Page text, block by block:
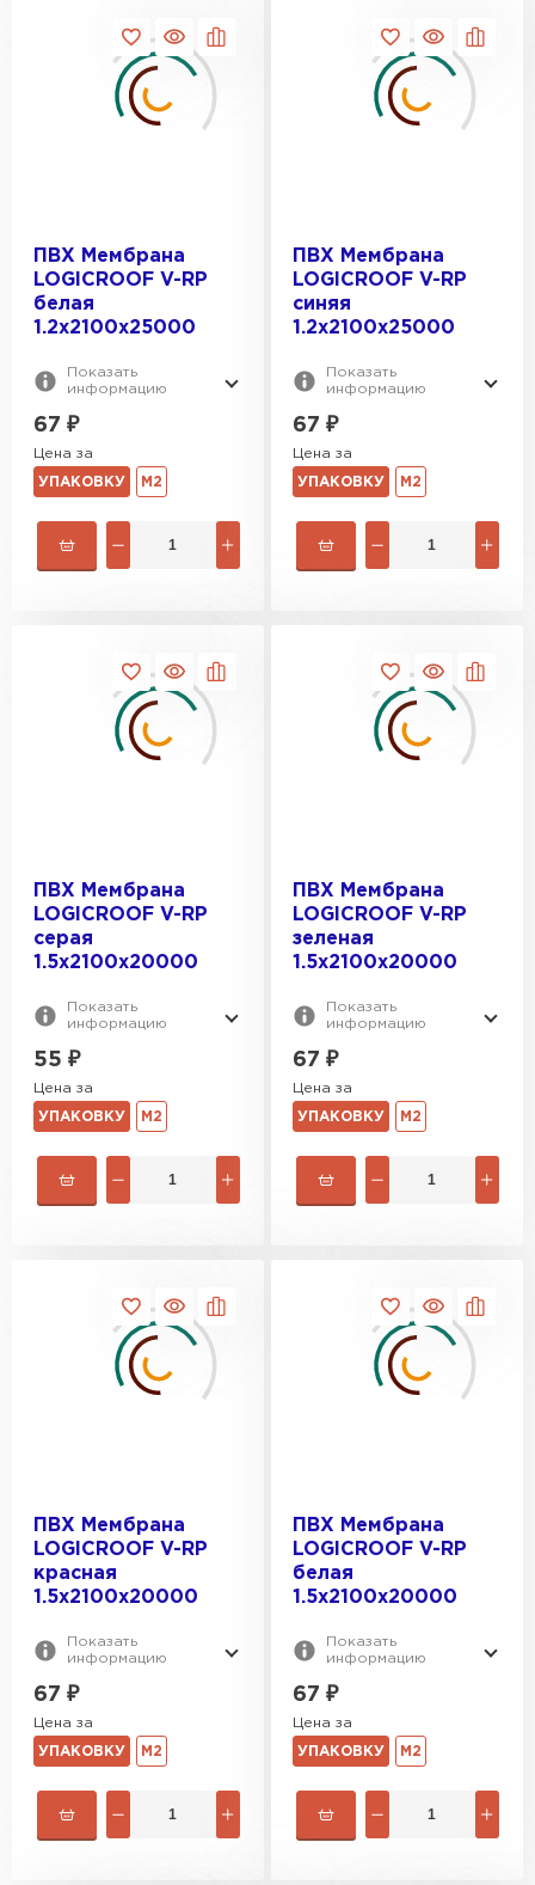
ПВХ Мембрана
LOGICROOF V-RP
белая
1.2х2100x25000
Показать
информацию
67 ₽
Цена за
УПАКОВКУ М2
ПВХ Мембрана
LOGICROOF V-RP
синяя
1.2х2100x25000
Показать
информацию
67 ₽
Цена за
УПАКОВКУ М2
ПВХ Мембрана
LOGICROOF V-RP
серая
1.5х2100x20000
Показать
информацию
55 ₽
Цена за
УПАКОВКУ М2
ПВХ Мембрана
LOGICROOF V-RP
зеленая
1.5х2100x20000
Показать
информацию
67 ₽
Цена за
УПАКОВКУ М2
ПВХ Мембрана
LOGICROOF V-RP
красная
1.5х2100x20000
Показать
информацию
67 ₽
Цена за
УПАКОВКУ М2
ПВХ Мембрана
LOGICROOF V-RP
белая
1.5х2100x20000
Показать
информацию
67 ₽
Цена за
УПАКОВКУ М2
Керамическая черепица